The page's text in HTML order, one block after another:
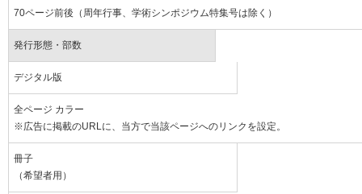
70ページ前後（周年行事、学術シンポジウム特集号は除く）
発行形態・部数
デジタル版
全ページ カラー
※広告に掲載のURLに、当方で当該ページへのリンクを設定。
冊子
（希望者用）